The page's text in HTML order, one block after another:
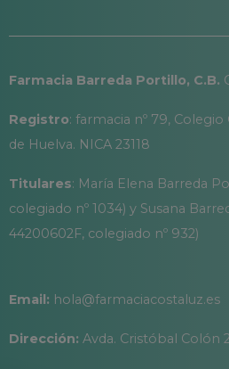
Farmacia Barreda Portillo, C.B.
Registro: farmacia nº 79,
de Huelva. NICA 23118
Titulares: María Elena Barreda
colegiado nº 1034) y Susana
44200602F, colegiado nº 932)
Email: hola@farmaciacostaluz.es
Dirección: Avda. Cristóbal Colón